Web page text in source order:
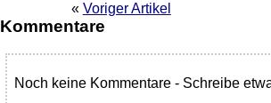
« Voriger Artikel
Kommentare
Noch keine Kommentare - Schreibe